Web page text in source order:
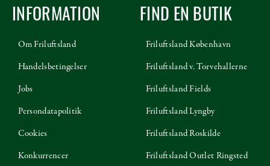
INFORMATION
Om Friluftsland
Handelsbetingelser
Jobs
Persondatapolitik
Cookies
Konkurrencer
FIND EN BUTIK
Friluftsland København
Friluftsland v. Torvehallerne
Friluftsland Fields
Friluftsland Lyngby
Friluftsland Roskilde
Friluftsland Outlet Ringsted